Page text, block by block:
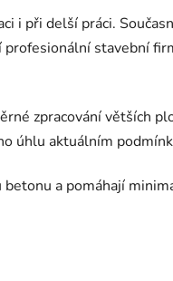
i při delší práci.
stavební
zpracování větších
úhlu aktuálním
a pomáhají